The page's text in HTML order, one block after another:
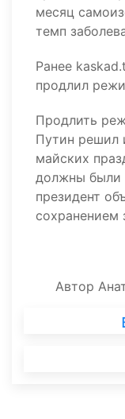
месяц
темп
Ранее
продлил
Продлить
Путин решил
майских
должны были
президент
сохранением
Автор